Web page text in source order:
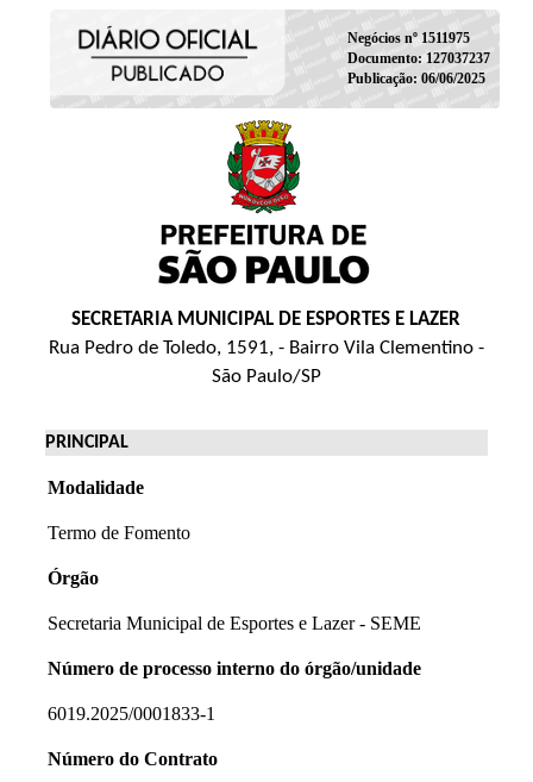
Negócios nº 1511975
Documento: 127037237
Publicação: 06/06/2025
SECRETARIA MUNICIPAL DE ESPORTES E LAZER
Rua Pedro de Toledo, 1591, - Bairro Vila Clementino -
São Paulo/SP
PRINCIPAL
Modalidade
Termo de Fomento
Órgão
Secretaria Municipal de Esportes e Lazer - SEME
Número de processo interno do órgão/unidade
6019.2025/0001833-1
Número do Contrato